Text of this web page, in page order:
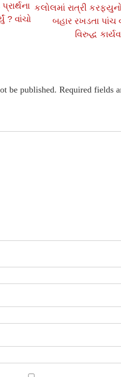
વાંચો
કલોલમાં રાત્રી
બહાર રખડતા
વિરુદ્ધ
be published. Required fields